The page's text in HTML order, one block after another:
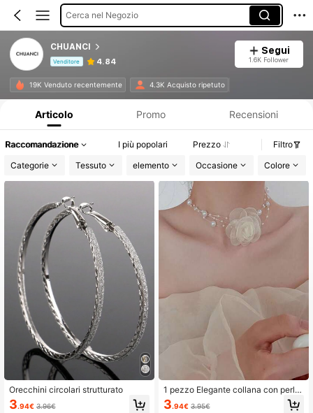
Cerca nel Negozio
CHUANCI
Venditore 4.84
Segui
1.6K Follower
19K Venduto recentemente 4.3K Acquisto ripetuto
Articolo Promo Recensioni
Raccomandazione I più popolari Prezzo
Filtro
Categorie
Tessuto elemento Occasione Colore
Orecchini circolari strutturato
3.94€ 3.96€
1 pezzo Elegante collana con perla
e fiore di rosa ispirata alla natura
3.94€ 3.95€